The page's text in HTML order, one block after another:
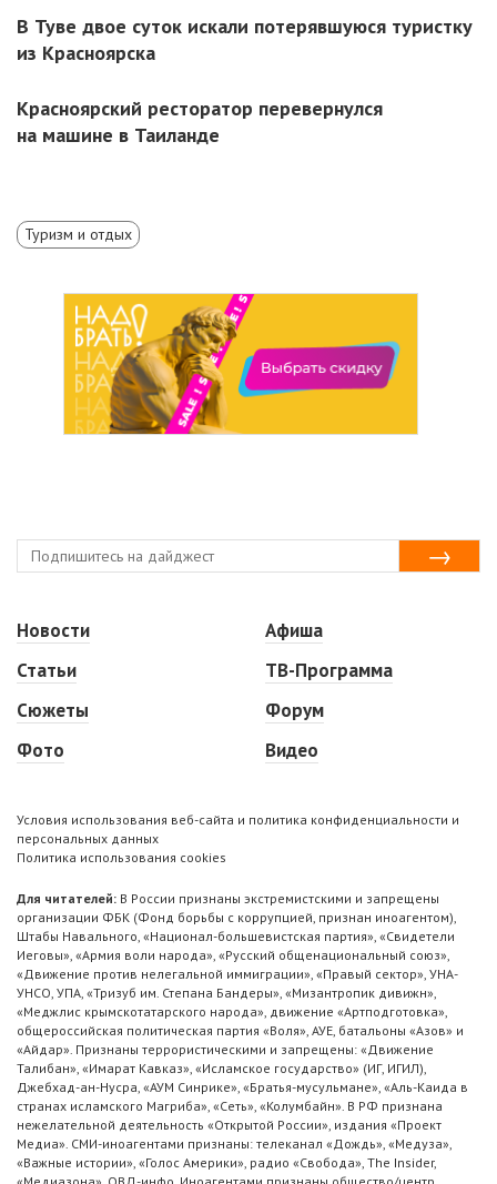
В Туве двое суток искали потерявшуюся туристку
из Красноярска
Красноярский ресторатор перевернулся
на машине в Таиланде
Туризм и отдых
Новости
Статьи
Сюжеты
Фото
Афиша
ТВ-Программа
Форум
Видео
Условия использования веб-сайта и политика конфиденциальности и
персональных данных
Политика использования cookies
Для читателей: В России признаны экстремистскими и запрещены
организации ФБК (Фонд борьбы с коррупцией, признан иноагентом),
Штабы Навального, «Национал-большевистская партия», «Свидетели
Иеговы», «Армия воли народа», «Русский общенациональный союз»,
«Движение против нелегальной иммиграции», «Правый сектор», УНА-
УНСО, УПА, «Тризуб им. Степана Бандеры», «Мизантропик дивижн»,
«Меджлис крымскотатарского народа», движение «Артподготовка»,
общероссийская политическая партия «Воля», АУЕ, батальоны «Азов» и
«Айдар». Признаны террористическими и запрещены: «Движение
Талибан», «Имарат Кавказ», «Исламское государство» (ИГ, ИГИЛ),
Джебхад-ан-Нусра, «АУМ Синрике», «Братья-мусульмане», «Аль-Каида в
странах исламского Магриба», «Сеть», «Колумбайн». В РФ признана
нежелательной деятельность «Открытой России», издания «Проект
Медиа». СМИ-иноагентами признаны: телеканал «Дождь», «Медуза»,
«Важные истории», «Голос Америки», радио «Свобода», The Insider,
«Медиазона», ОВД-инфо. Иноагентами признаны общество/центр